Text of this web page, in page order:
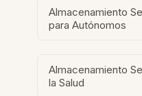
Almacenamiento
para Autónomos
Almacenamiento
la Salud